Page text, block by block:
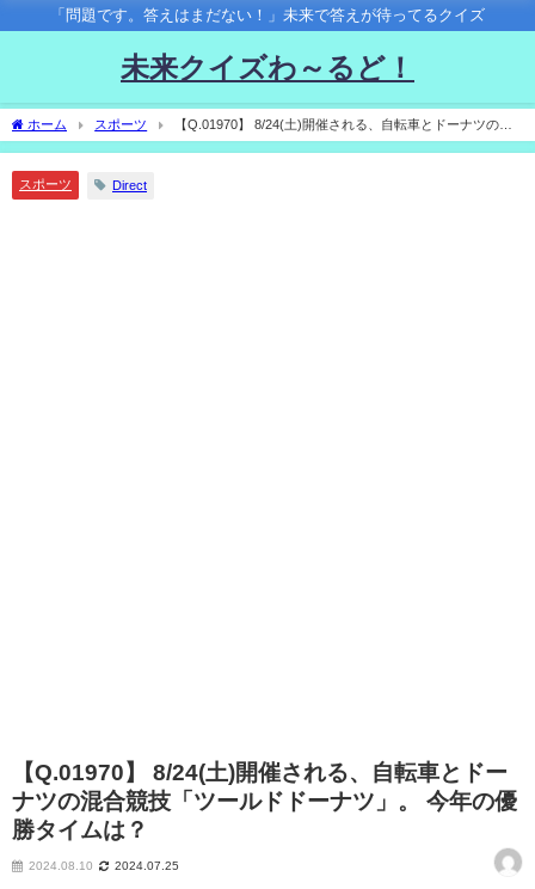
「問題です。答えはまだない！」未来で答えが待ってるクイズ
未来クイズわ～るど！
ホーム スポーツ
【Q.01970】 8/24(土)開催される、自転車とドーナツの混
合競技「ツールドドーナツ」。 今年の優勝タイムは？
スポーツ Direct
【Q.01970】 8/24(土)開催される、自転車とドー
ナツの混合競技「ツールドドーナツ」。 今年の優
勝タイムは？
2024.08.10 2024.07.25